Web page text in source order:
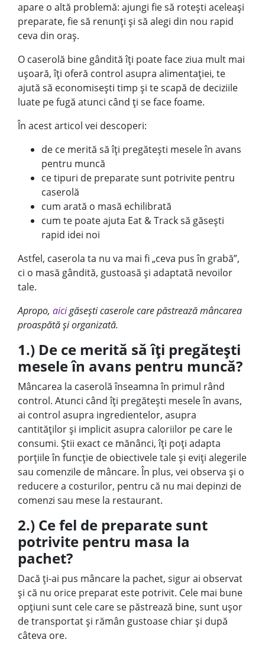
apare o altă problemă: ajungi fie să rotești aceleași
preparate, fie să renunți și să alegi din nou rapid
ceva din oraș.
O caserolă bine gândită îți poate face ziua mult mai
ușoară, îți oferă control asupra alimentației, te
ajută să economisești timp și te scapă de deciziile
luate pe fugă atunci când ți se face foame.
În acest articol vei descoperi:
de ce merită să îți pregătești mesele în avans
pentru muncă
ce tipuri de preparate sunt potrivite pentru
caserolă
cum arată o masă echilibrată
cum te poate ajuta Eat & Track să găsești
rapid idei noi
Astfel, caserola ta nu va mai fi „ceva pus în grabă”,
ci o masă gândită, gustoasă și adaptată nevoilor
tale.
Apropo, aicigăsești caserole care păstrează mâncarea
proaspătă și organizată.
1.) De ce merită să îți pregătești
mesele în avans pentru muncă?
Mâncarea la caserolă înseamna în primul rând
control. Atunci când îți pregătești mesele în avans,
ai control asupra ingredientelor, asupra
cantităților și implicit asupra caloriilor pe care le
consumi. Știi exact ce mănânci, îți poți adapta
porțiile în funcție de obiectivele tale și eviți alegerile
sau comenzile de mâncare. În plus, vei observa și o
reducere a costurilor, pentru că nu mai depinzi de
comenzi sau mese la restaurant.
2.) Ce fel de preparate sunt
potrivite pentru masa la
pachet?
Dacă ți-ai pus mâncare la pachet, sigur ai observat
și că nu orice preparat este potrivit. Cele mai bune
opțiuni sunt cele care se păstrează bine, sunt ușor
de transportat și rămân gustoase chiar și după
câteva ore.